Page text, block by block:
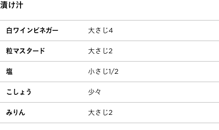
漬け汁
白ワインビネガー 大さじ4
粒マスタード 大さじ2
塩 小さじ1/2
こしょう 少々
みりん 大さじ2